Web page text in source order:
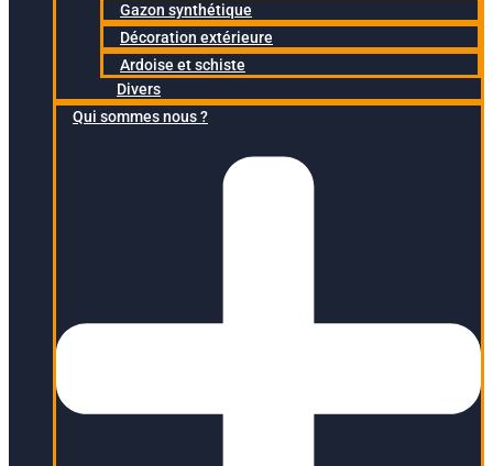
Gazon synthétique
Décoration extérieure
Ardoise et schiste
Divers
Qui sommes nous ?